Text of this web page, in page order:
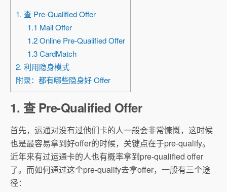
1. 查 Pre-Qualified Offer
1.1 Mail Offer
1.2 Online Pre-Qualified Offer
1.3 CardMatch
2. 利用隐身模式
附录：都有哪些隐身好 Offer
1. 查 Pre-Qualified Offer
首先，运通对没有过他们卡的人一般会非常慷慨，这时候
也是最容易拿到好offer的时候，关键点在于pre-qualify。
近年来有过运通卡的人也有概率拿到pre-qualified offer
了。而如何通过这个pre-qualify去拿offer，一般有三个途
径：